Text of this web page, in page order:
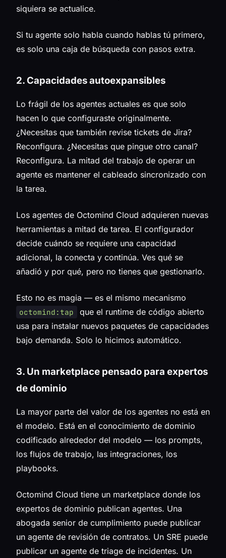
siquiera se actualice.
Si tu agente solo habla cuando hablas tú primero,
es solo una caja de búsqueda con pasos extra.
2. Capacidades autoexpansibles
Lo frágil de los agentes actuales es que solo
hacen lo que configuraste originalmente.
¿Necesitas que también revise tickets de Jira?
Reconfigura. ¿Necesitas que pingue otro canal?
Reconfigura. La mitad del trabajo de operar un
agente es mantener el cableado sincronizado con
la tarea.
Los agentes de Octomind Cloud adquieren nuevas
herramientas a mitad de tarea. El configurador
decide cuándo se requiere una capacidad
adicional, la conecta y continúa. Ves qué se
añadió y por qué, pero no tienes que gestionarlo.
Esto no es magia — es el mismo mecanismo
octomind:tap
que el runtime de código abierto
usa para instalar nuevos paquetes de capacidades
bajo demanda. Solo lo hicimos automático.
3. Un marketplace pensado para expertos
de dominio
La mayor parte del valor de los agentes no está en
el modelo. Está en el conocimiento de dominio
codificado alrededor del modelo — los prompts,
los flujos de trabajo, las integraciones, los
playbooks.
Octomind Cloud tiene un marketplace donde los
expertos de dominio publican agentes. Una
abogada senior de cumplimiento puede publicar
un agente de revisión de contratos. Un SRE puede
publicar un agente de triage de incidentes. Un